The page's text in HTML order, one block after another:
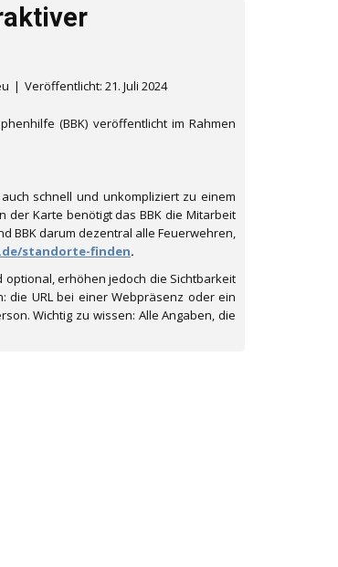
Veröffentlicht: 21. Juli 2024
(BBK) veröffentlicht im Rahmen
schnell und unkompliziert zu einem
der Karte benötigt das BBK die Mitarbeit
BBK darum dezentral alle Feuerwehren,
standorte-finden.
optional, erhöhen jedoch die Sichtbarkeit
die URL bei einer Webpräsenz oder ein
Wichtig zu wissen: Alle Angaben, die